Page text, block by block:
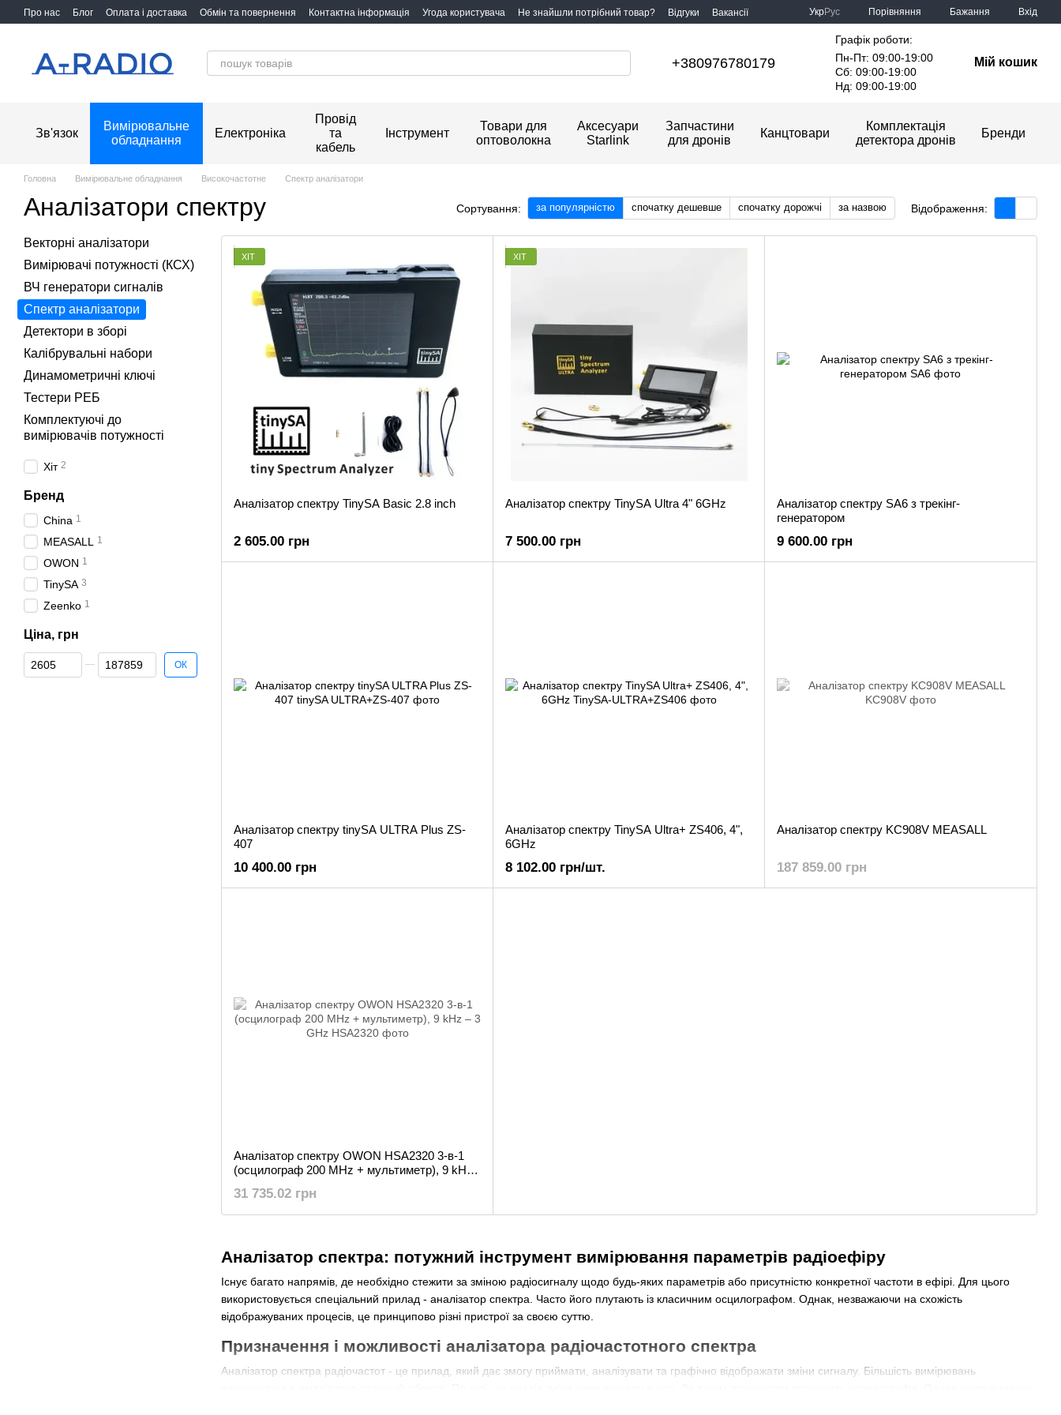
Перейти до основного контенту
Про нас Блог Оплата і доставка Обмін та повернення Контактна інформація Угода користувача Не знайшли потрібний товар? Відгуки Вакансії УкрРус Порівняння Бажання Вхід
+380976780179
Графік роботи:
Пн-Пт: 09:00-19:00
Сб: 09:00-19:00
Нд: 09:00-19:00
Мій кошик
Зв'язок
Вимірювальне
обладнання
Електроніка
Провід
та
кабель
Інструмент
Товари для
оптоволокна
Аксесуари
Starlink
Запчастини
для дронів
Канцтовари
Комплектація
детектора дронів
Бренди
Головна Вимірювальне обладнання Високочастотне Спектр аналізатори
Аналізатори спектру Сортування: за популярністю спочатку дешевше спочатку дорожчі за назвою Відображення:
Аналізатор спектра: потужний інструмент вимірювання параметрів радіоефіру
Існує багато напрямів, де необхідно стежити за зміною радіосигналу щодо будь-яких параметрів або присутністю конкретної частоти в ефірі. Для цього
використовується спеціальний прилад - аналізатор спектра. Часто його плутають із класичним осцилографом. Однак, незважаючи на схожість
відображуваних процесів, це принципово різні пристрої за своєю суттю.
Призначення і можливості аналізатора радіочастотного спектра
Аналізатор спектра радіочастот - це прилад, який дає змогу приймати, аналізувати та графічно відображати зміни сигналу. Більшість вимірювань
ХІТ
Аналізатор спектру TinySA Basic 2.8 inch
2 605.00 грн
ХІТ
Аналізатор спектру TinySA Ultra 4" 6GHz
7 500.00 грн
Аналізатор спектру SA6 з трекінг-
генератором
9 600.00 грн
Аналізатор спектру tinySA ULTRA Plus ZS-
407
10 400.00 грн
Аналізатор спектру TinySA Ultra+ ZS406, 4",
6GHz
8 102.00 грн/шт.
Аналізатор спектру KC908V MEASALL
187 859.00 грн
Аналізатор спектру OWON HSA2320 3-в-1
(осцилограф 200 MHz + мультиметр), 9 kHz
31 735.02 грн
Векторні аналізатори
Вимірювачі потужності (КСХ)
ВЧ генератори сигналів
Спектр аналізатори
Детектори в зборі
Калібрувальні набори
Динамометричні ключі
Тестери РЕБ
Комплектуючі до
вимірювачів потужності
Хіт 2
Бренд
China 1
MEASALL 1
OWON 1
TinySA 3
Zeenko 1
Ціна, грн
Від Ціна, грн
До Ціна, грн ОК